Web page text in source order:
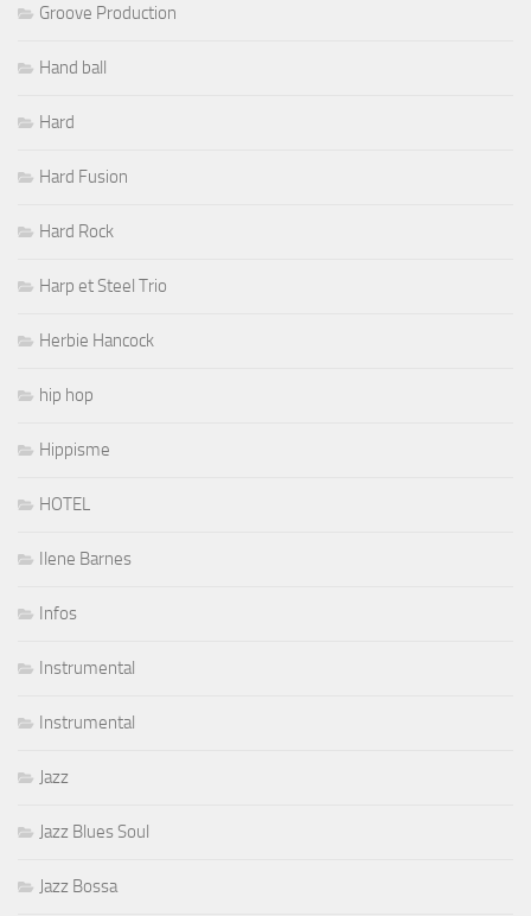
Groove Production
Hand ball
Hard
Hard Fusion
Hard Rock
Harp et Steel Trio
Herbie Hancock
hip hop
Hippisme
HOTEL
Ilene Barnes
Infos
Instrumental
Instrumental
Jazz
Jazz Blues Soul
Jazz Bossa